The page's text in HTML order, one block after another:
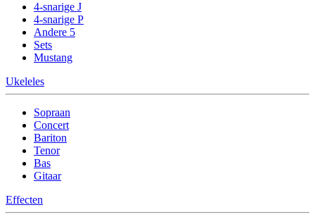
4-snarige J
4-snarige P
Andere 5
Sets
Mustang
Ukeleles
Sopraan
Concert
Bariton
Tenor
Bas
Gitaar
Effecten